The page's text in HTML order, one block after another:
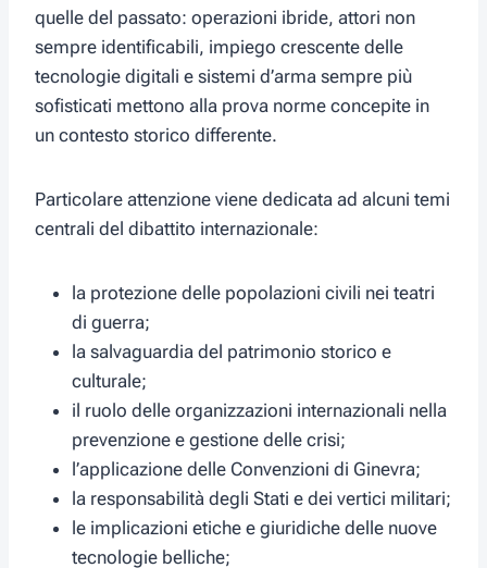
quelle del passato: operazioni ibride, attori non
sempre identificabili, impiego crescente delle
tecnologie digitali e sistemi d’arma sempre più
sofisticati mettono alla prova norme concepite in
un contesto storico differente.
Particolare attenzione viene dedicata ad alcuni temi
centrali del dibattito internazionale:
la protezione delle popolazioni civili nei teatri
di guerra;
la salvaguardia del patrimonio storico e
culturale;
il ruolo delle organizzazioni internazionali nella
prevenzione e gestione delle crisi;
l’applicazione delle Convenzioni di Ginevra;
la responsabilità degli Stati e dei vertici militari;
le implicazioni etiche e giuridiche delle nuove
tecnologie belliche;